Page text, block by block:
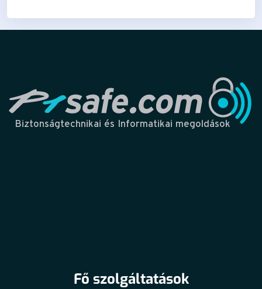
Biztonságtechnikai és Informatikai megoldások
Fő szolgáltatások